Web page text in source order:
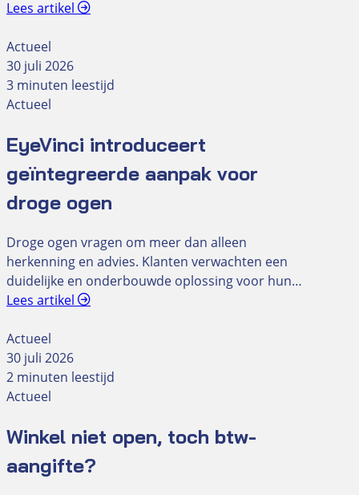
Lees artikel
Actueel
30 juli 2026
3 minuten leestijd
Actueel
EyeVinci introduceert
geïntegreerde aanpak voor
droge ogen
Droge ogen vragen om meer dan alleen
herkenning en advies. Klanten verwachten een
duidelijke en onderbouwde oplossing voor hun…
Lees artikel
Actueel
30 juli 2026
2 minuten leestijd
Actueel
Winkel niet open, toch btw-
aangifte?